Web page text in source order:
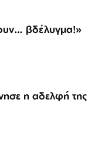
βδέλυγμα!»
η αδελφή της